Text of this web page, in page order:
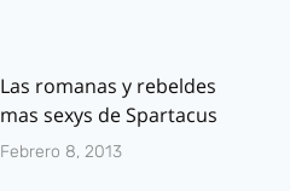
Las romanas y rebeldes
mas sexys de Spartacus
Febrero 8, 2013